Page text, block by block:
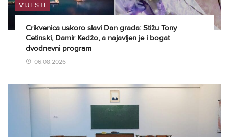
VIJESTI
Crikvenica uskoro slavi Dan grada: Stižu Tony
Cetinski, Damir Kedžo, a najavljen je i bogat
dvodnevni program
06.08.2026